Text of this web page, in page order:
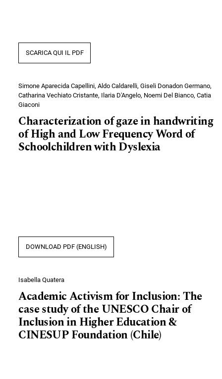
SCARICA QUI IL PDF
Simone Aparecida Capellini, Aldo Caldarelli, Giseli Donadon Germano,
Catharina Vechiato Cristante, Ilaria D'Angelo, Noemi Del Bianco, Catia
Giaconi
Characterization of gaze in handwriting
of High and Low Frequency Word of
Schoolchildren with Dyslexia
DOWNLOAD PDF (ENGLISH)
Isabella Quatera
Academic Activism for Inclusion: The
case study of the UNESCO Chair of
Inclusion in Higher Education &
CINESUP Foundation (Chile)